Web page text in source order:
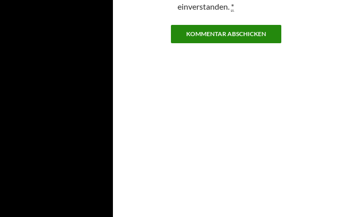
einverstanden. *